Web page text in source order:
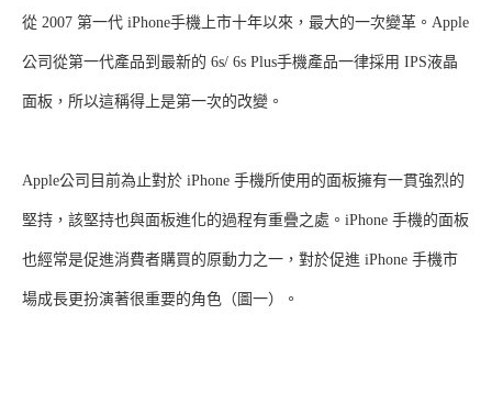
從 2007 第一代 iPhone手機上市十年以來，最大的一次變革。Apple
公司從第一代產品到最新的 6s/ 6s Plus手機產品一律採用 IPS液晶
面板，所以這稱得上是第一次的改變。
Apple公司目前為止對於 iPhone 手機所使用的面板擁有一貫強烈的
堅持，該堅持也與面板進化的過程有重疊之處。iPhone 手機的面板
也經常是促進消費者購買的原動力之一，對於促進 iPhone 手機市
場成長更扮演著很重要的角色（圖一）。